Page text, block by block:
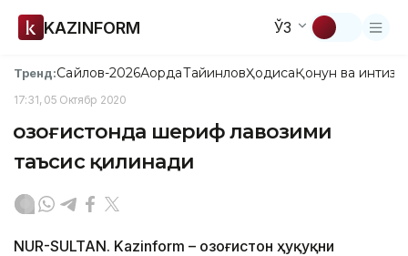
KAZINFORM ЎЗ
Тренд:Сайлов-2026АқордаТайинловҲодисаҚонун ва
17:31, 05 Октябр 2020
Қозоғистонда шериф лавозими
таъсис қилинади
NUR-SULTAN. Kazinform – Қозоғистон ҳуқуқни